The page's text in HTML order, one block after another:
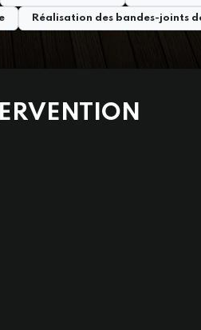
Réalisation des bandes-joints